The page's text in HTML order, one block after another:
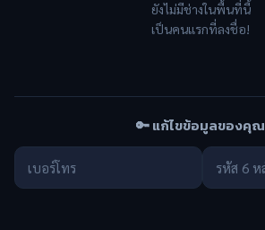
ยังไม่มีช่างในพื้นที่นี้
เป็นคนแรกที่ลงชื่อ!
🔑 แก้ไขข้อมูลของคุณ